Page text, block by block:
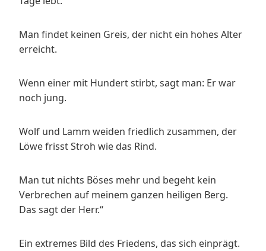
Man findet keinen Greis, der nicht ein hohes Alter
erreicht.
Wenn einer mit Hundert stirbt, sagt man: Er war
noch jung.
Wolf und Lamm weiden friedlich zusammen, der
Löwe frisst Stroh wie das Rind.
Man tut nichts Böses mehr und begeht kein
Verbrechen auf meinem ganzen heiligen Berg.
Das sagt der Herr.“
Ein extremes Bild des Friedens, das sich einprägt.